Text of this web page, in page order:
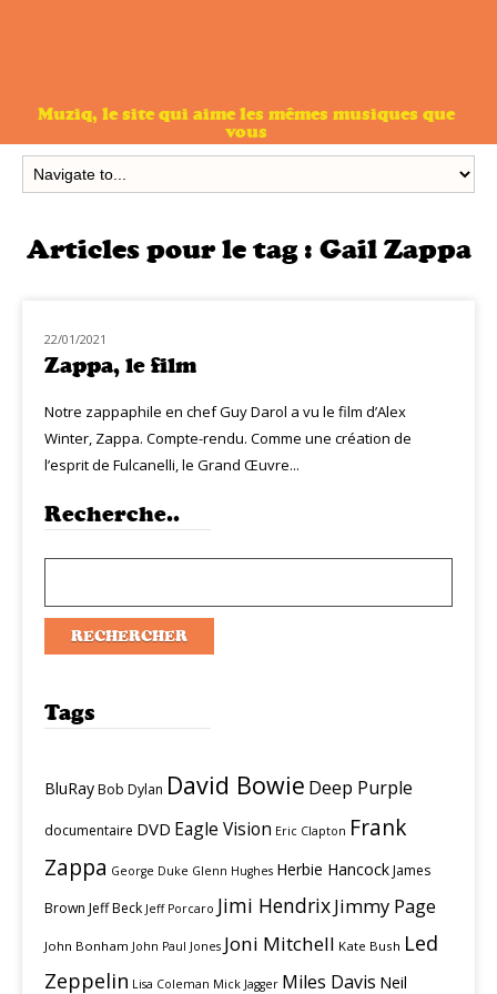
Muziq, le site qui aime les mêmes musiques que
vous
Articles pour le tag : Gail Zappa
CINÉ MUZIQ
22/01/2021
Zappa, le film
Notre zappaphile en chef Guy Darol a vu le film d’Alex
Winter, Zappa. Compte-rendu. Comme une création de
l’esprit de Fulcanelli, le Grand Œuvre...
Recherche..
Tags
BluRayBob Dylan David Bowie Deep Purple
documentaire DVD Eagle Vision Eric Clapton Frank
Zappa George Duke Glenn Hughes Herbie HancockJames
Brown Jeff Beck Jeff Porcaro Jimi HendrixJimmy Page
John Bonham John Paul Jones Joni Mitchell Kate Bush Led
Zeppelin Lisa Coleman Mick Jagger Miles Davis Neil